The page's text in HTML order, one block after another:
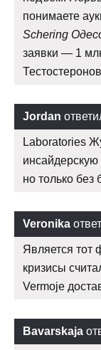
понимаете
Schering
заявки — 1
Jordan
Laboratories
но только без
Veronika
Является тот
кризисы
Vermoje
Bavarskaja